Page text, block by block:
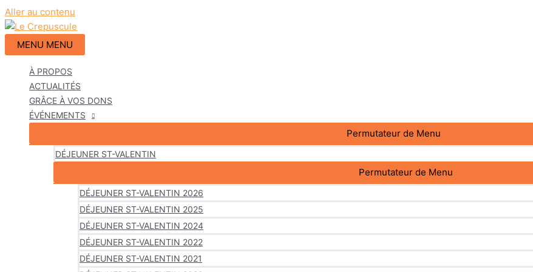
Aller au contenu
MENU MENU
À PROPOS
ACTUALITÉS
GRÂCE À VOS DONS
ÉVÉNEMENTS
Permutateur de Menu
DÉJEUNER ST-VALENTIN
Permutateur de Menu
DÉJEUNER ST-VALENTIN 2026
DÉJEUNER ST-VALENTIN 2025
DÉJEUNER ST-VALENTIN 2024
DÉJEUNER ST-VALENTIN 2022
DÉJEUNER ST-VALENTIN 2021